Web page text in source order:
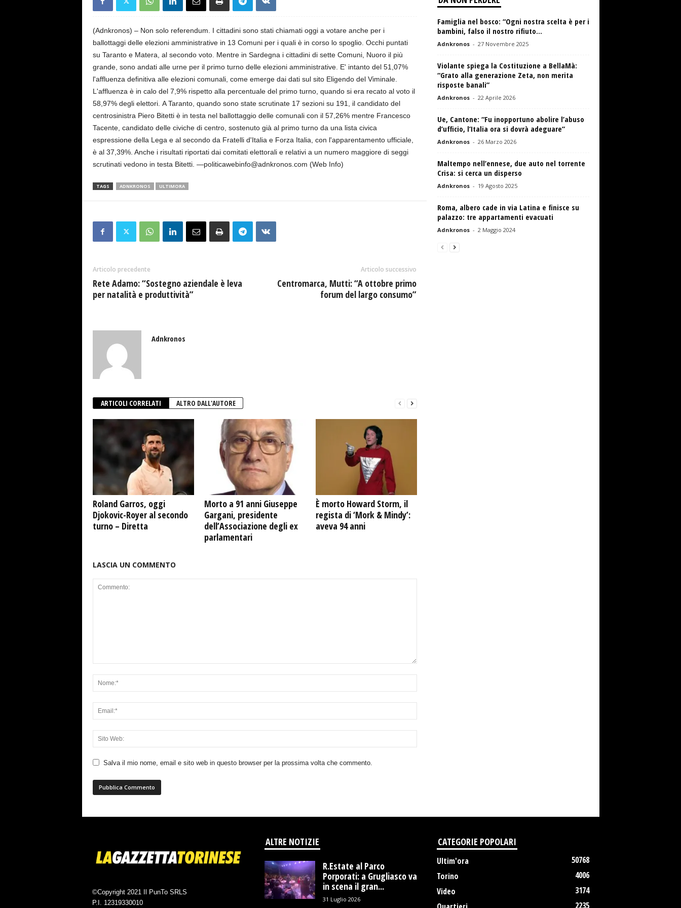
(Adnkronos) – Non solo referendum. I cittadini sono stati chiamati oggi a votare anche per i
ballottaggi delle elezioni amministrative in 13 Comuni per i quali è in corso lo spoglio. Occhi puntati
su Taranto e Matera, al secondo voto. Mentre in Sardegna i cittadini di sette Comuni, Nuoro il più
grande, sono andati alle urne per il primo turno delle elezioni amministrative. E' intanto del 51,07%
l'affluenza definitiva alle elezioni comunali, come emerge dai dati sul sito Eligendo del Viminale.
L'affluenza è in calo del 7,9% rispetto alla percentuale del primo turno, quando si era recato al voto il
58,97% degli elettori. A Taranto, quando sono state scrutinate 17 sezioni su 191, il candidato del
centrosinistra Piero Bitetti è in testa nel ballottaggio delle comunali con il 57,26% mentre Francesco
Tacente, candidato delle civiche di centro, sostenuto già al primo turno da una lista civica
espressione della Lega e al secondo da Fratelli d'Italia e Forza Italia, con l'apparentamento ufficiale,
è al 37,39%. Anche i risultati riportati dai comitati elettorali e relativi a un numero maggiore di seggi
scrutinati vedono in testa Bitetti. —politicawebinfo@adnkronos.com (Web Info)
TAGS ADNKRONOS ULTIMORA
Articolo precedente
Rete Adamo: “Sostegno aziendale è leva
per natalità e produttività”
Articolo successivo
Centromarca, Mutti: “A ottobre primo
forum del largo consumo”
Adnkronos
ARTICOLI CORRELATI ALTRO DALL'AUTORE
Roland Garros, oggi
Djokovic-Royer al secondo
turno – Diretta
Morto a 91 anni Giuseppe
Gargani, presidente
dell’Associazione degli ex
parlamentari
È morto Howard Storm, il
regista di ‘Mork & Mindy’:
aveva 94 anni
LASCIA UN COMMENTO
Salva il mio nome, email e sito web in questo browser per la prossima volta che commento.
Famiglia nel bosco: “Ogni nostra scelta è per i
bambini, falso il nostro rifiuto...
Adnkronos - 27 Novembre 2025
Violante spiega la Costituzione a BellaMà:
“Grato alla generazione Zeta, non merita
risposte banali”
Adnkronos - 22 Aprile 2026
Ue, Cantone: “Fu inopportuno abolire l’abuso
d’ufficio, l’Italia ora si dovrà adeguare”
Adnkronos - 26 Marzo 2026
Maltempo nell’ennese, due auto nel torrente
Crisa: si cerca un disperso
Adnkronos - 19 Agosto 2025
Roma, albero cade in via Latina e finisce su
palazzo: tre appartamenti evacuati
Adnkronos - 2 Maggio 2024
©Copyright 2021 Il PunTo SRLS
P.I. 12319330010
ALTRE NOTIZIE
R.Estate al Parco
Porporati: a Grugliasco va
in scena il gran...
31 Luglio 2026
CATEGORIE POPOLARI
Ultim'ora
50768
Torino
4006
Video
3174
2235